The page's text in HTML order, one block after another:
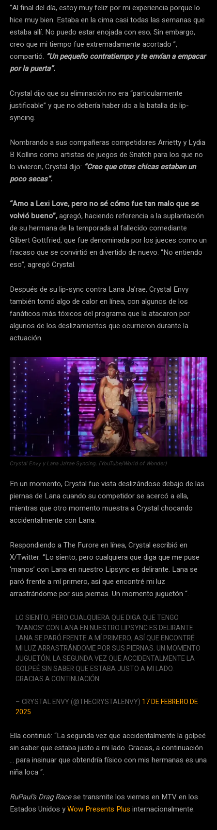
“Al final del día, estoy muy feliz por mi experiencia porque lo
hice muy bien. Estaba en la cima casi todas las semanas que
estaba allí. No puedo estar enojada con eso; Sin embargo,
creo que mi tiempo fue extremadamente acortado ”,
compartió. “Un pequeño contratiempo y te envían a empacar
por la puerta”.
Crystal dijo que su eliminación no era “particularmente
justificable” y que no debería haber ido a la batalla de lip-
syncing.
Nombrando a sus compañeras competidores Arrietty y Lydia
B Kollins como artistas de juegos de Snatch para los que no
lo vivieron, Crystal dijo: “Creo que otras chicas estaban un
poco secas”.
“Amo a Lexi Love, pero no sé cómo fue tan malo que se
volvió bueno”,agregó, haciendo referencia a la suplantación
de su hermana de la temporada al fallecido comediante
Gilbert Gottfried, que fue denominada por los jueces como un
fracaso que se convirtió en divertido de nuevo. “No entiendo
eso”, agregó Crystal.
Después de su lip-sync contra Lana Ja’rae, Crystal Envy
también tomó algo de calor en línea, con algunos de los
fanáticos más tóxicos del programa que la atacaron por
algunos de los deslizamientos que ocurrieron durante la
actuación.
Crystal Envy y Lana Ja’rae Syncing. (YouTube/World of Wonder)
En un momento, Crystal fue vista deslizándose debajo de las
piernas de Lana cuando su competidor se acercó a ella,
mientras que otro momento muestra a Crystal chocando
accidentalmente con Lana.
Respondiendo a The Furore en línea, Crystal escribió en
X/Twitter: “Lo siento, pero cualquiera que diga que me puse
‘manos’ con Lana en nuestro Lipsync es delirante. Lana se
paró frente a mí primero, así que encontré mi luz
arrastrándome por sus piernas. Un momento juguetón “.
LO SIENTO, PERO CUALQUIERA QUE DIGA QUE TENGO
“MANOS” CON LANA EN NUESTRO LIPSYNC ES DELIRANTE.
LANA SE PARÓ FRENTE A MÍ PRIMERO, ASÍ QUE ENCONTRÉ
MI LUZ ARRASTRÁNDOME POR SUS PIERNAS. UN MOMENTO
JUGUETÓN. LA SEGUNDA VEZ QUE ACCIDENTALMENTE LA
GOLPEÉ SIN SABER QUE ESTABA JUSTO A MI LADO.
GRACIAS A CONTINUACIÓN.
– CRYSTAL ENVY (@THECRYSTALENVY) 17 DE FEBRERO DE
2025
Ella continuó: “La segunda vez que accidentalmente la golpeé
sin saber que estaba justo a mi lado. Gracias, a continuación
… para insinuar que obtendría físico con mis hermanas es una
niña loca “.
RuPaul’s Drag Racese transmite los viernes en MTV en los
Estados Unidos yWow Presents Plus internacionalmente.